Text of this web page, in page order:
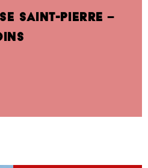
SAINT-PIERRE –